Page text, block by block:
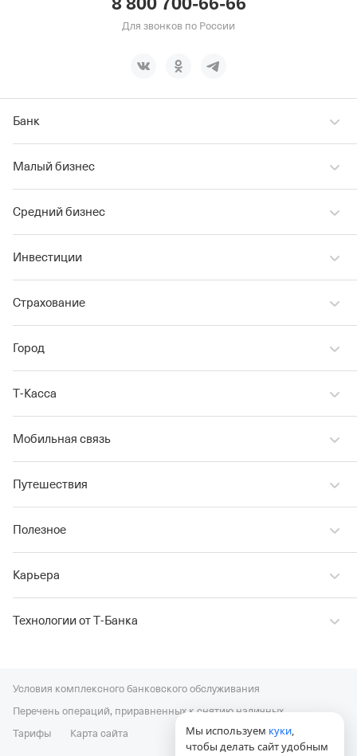
Для звонков по России
Банк
Малый бизнес
Средний бизнес
Инвестиции
Страхование
Город
Т‑Касса
Мобильная связь
Путешествия
Полезное
Карьера
Технологии от Т‑Банка
Условия комплексного банковского обслуживания
Перечень операций, приравненных к снятию наличных
Тарифы
Карта сайта Мы используем куки,
чтобы делать сайт удобным